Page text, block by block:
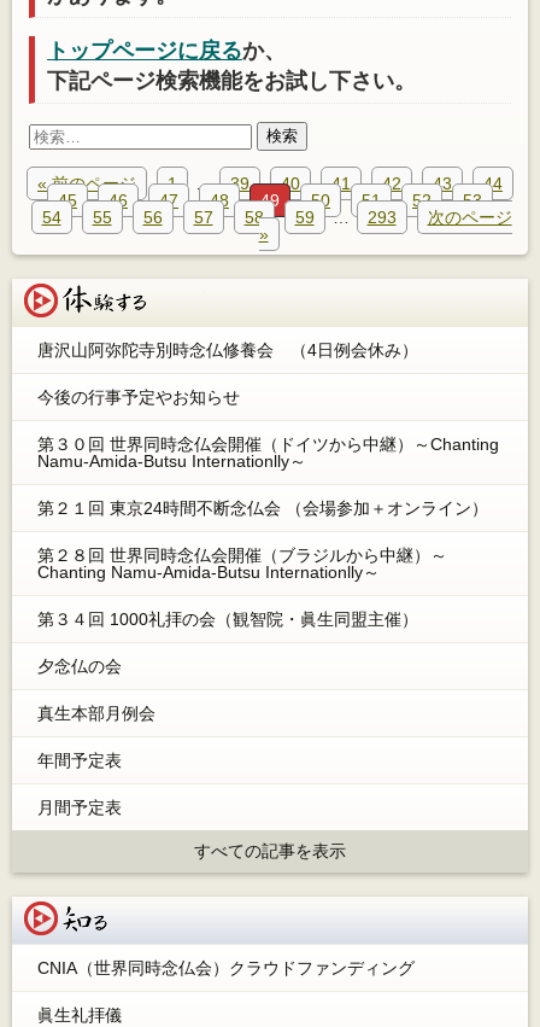
トップページに戻るか、
下記ページ検索機能をお試し下さい。
検
« 前のページ
1 … 39 40 41 42 43
44
45
46 47 48 49 50 51 52
53
54
55 56 57 58 59 … 293
次のページ
»
唐沢山阿弥陀寺別時念仏修養会 （4日例会休み）
今後の行事予定やお知らせ
第３０回 世界同時念仏会開催（ドイツから中継）～Chanting
Namu-Amida-Butsu Internationlly～
第２１回 東京24時間不断念仏会 （会場参加＋オンライン）
第２８回 世界同時念仏会開催（ブラジルから中継）～
Chanting Namu-Amida-Butsu Internationlly～
第３４回 1000礼拝の会（観智院・眞生同盟主催）
夕念仏の会
真生本部月例会
年間予定表
月間予定表
すべての記事を表示
CNIA（世界同時念仏会）クラウドファンディング
眞生礼拝儀